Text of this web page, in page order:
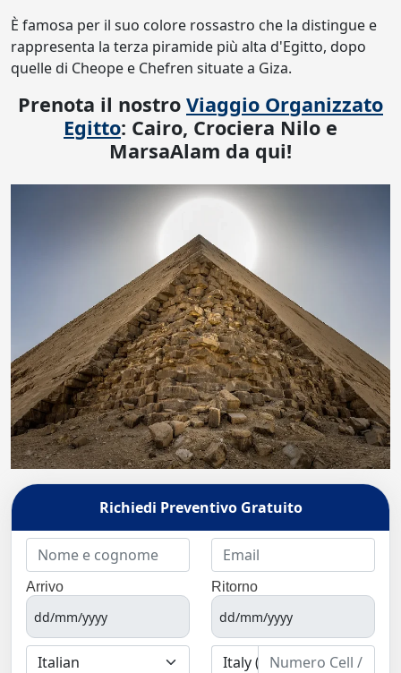
È famosa per il suo colore rossastro che la distingue e
rappresenta la terza piramide più alta d'Egitto, dopo
quelle di Cheope e Chefren situate a Giza.
Prenota il nostro Viaggio Organizzato
Egitto: Cairo, Crociera Nilo e
MarsaAlam da qui!
Richiedi Preventivo Gratuito
Arrivo Ritorno